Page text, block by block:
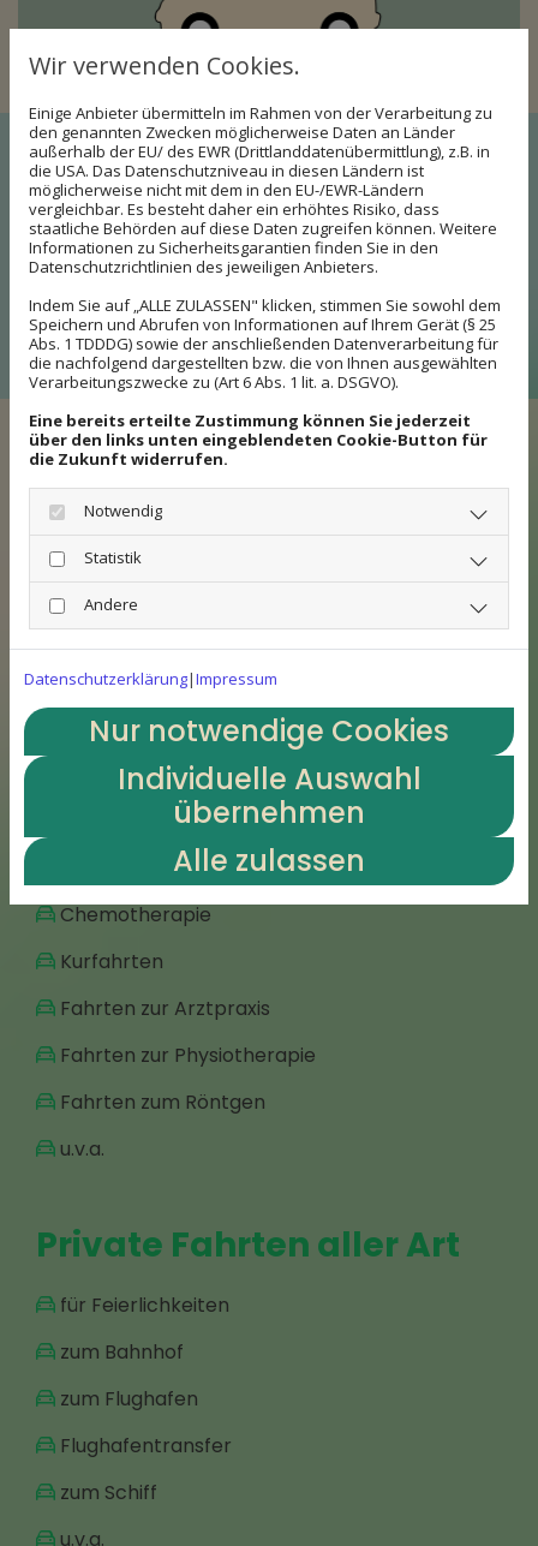
Rufen Sie uns einfach unter
folgender Rufnummer an:
0175 / 124 7 124
Anschließend stehen wir an Ort und Stelle und
sind direkt einsatzbereit.
Unsere Dienstleistungen im
Überblick
Das Landtaxi.de UG bietet eine große Auswahl an
verschiedenen Dienstleistungen.
Krankenfahrten für alle
Kassen
Chemotherapie
Kurfahrten
Fahrten zur Arztpraxis
Fahrten zur Physiotherapie
Fahrten zum Röntgen
u.v.a.
Private Fahrten aller Art
für Feierlichkeiten
zum Bahnhof
zum Flughafen
Flughafentransfer
zum Schiff
u.v.a.
Wir verwenden Cookies.
Einige Anbieter übermitteln im Rahmen von der Verarbeitung zu
den genannten Zwecken möglicherweise Daten an Länder
außerhalb der EU/ des EWR (Drittlanddatenübermittlung), z.B. in
die USA. Das Datenschutzniveau in diesen Ländern ist
möglicherweise nicht mit dem in den EU-/EWR-Ländern
vergleichbar. Es besteht daher ein erhöhtes Risiko, dass
staatliche Behörden auf diese Daten zugreifen können. Weitere
Informationen zu Sicherheitsgarantien finden Sie in den
Datenschutzrichtlinien des jeweiligen Anbieters.
Indem Sie auf „ALLE ZULASSEN" klicken, stimmen Sie sowohl dem
Speichern und Abrufen von Informationen auf Ihrem Gerät (§ 25
Abs. 1 TDDDG) sowie der anschließenden Datenverarbeitung für
die nachfolgend dargestellten bzw. die von Ihnen ausgewählten
Verarbeitungszwecke zu (Art 6 Abs. 1 lit. a. DSGVO).
Eine bereits erteilte Zustimmung können Sie jederzeit
über den links unten eingeblendeten Cookie-Button für
die Zukunft widerrufen.
Notwendig
Statistik
Andere
Datenschutzerklärung|Impressum
Nur notwendige Cookies
Individuelle Auswahl
übernehmen
Alle zulassen